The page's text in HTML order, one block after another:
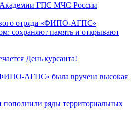
Академии ГПС МЧС России
отряда «ФИПО-АГПС»
сохраняют память и открывают
День курсанта!
АГПС» была вручена высокая
ряды территориальных